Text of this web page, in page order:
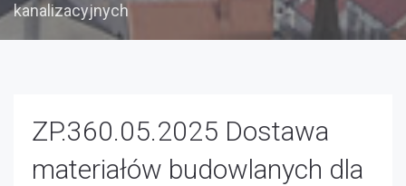
kanalizacyjnych
ZP.360.05.2025 Dostawa
materiałów budowlanych dla